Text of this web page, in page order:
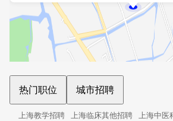
热门职位 城市招聘
上海教学招聘 上海临床其他招聘
上海中医